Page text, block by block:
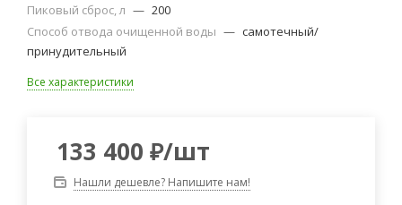
Пиковый сброс, л — 200
Способ отвода очищенной воды — самотечный/
принудительный
Все характеристики
133 400 ₽/шт
Нашли дешевле? Напишите нам!